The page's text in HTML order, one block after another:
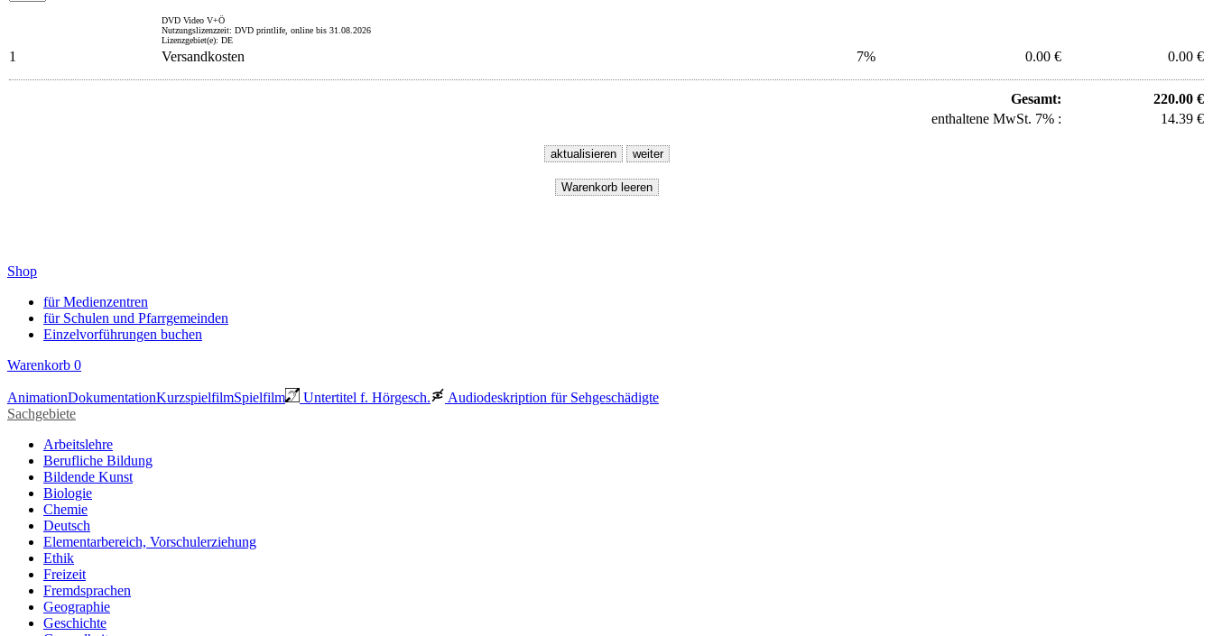
DVD Video V+Ö
Nutzungslizenzzeit: DVD printlife, online bis 31.08.2026
Lizenzgebiet(e): DE
1 Versandkosten 7% 0.00 € 0.00 €
Gesamt:
220.00 €
enthaltene MwSt. 7% :
14.39 €
Shop
für Medienzentren
für Schulen und Pfarrgemeinden
Einzelvorführungen buchen
Warenkorb 0
AnimationDokumentationKurzspielfilmSpielfilm Untertitel f. Hörgesch.
Audiodeskription für Sehgeschädigte
Sachgebiete
Arbeitslehre
Berufliche Bildung
Bildende Kunst
Biologie
Chemie
Deutsch
Elementarbereich, Vorschulerziehung
Ethik
Freizeit
Fremdsprachen
Geographie
Geschichte